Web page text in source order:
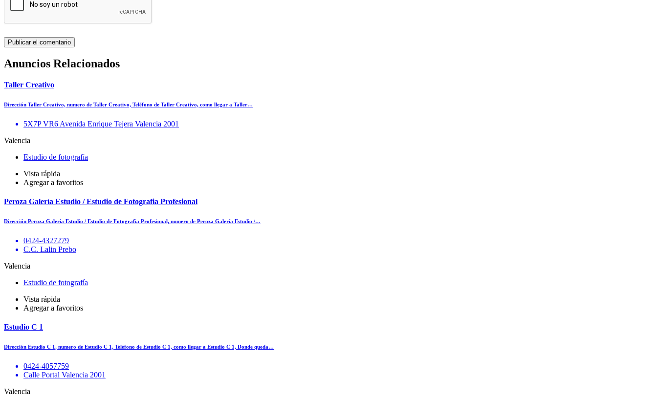
Anuncios Relacionados
Taller Creativo
Dirección Taller Creativo, numero de Taller Creativo, Teléfono de Taller Creativo, como llegar a Taller…
5X7P VR6 Avenida Enrique Tejera Valencia 2001
Valencia
Estudio de fotografía
Vista rápida
Agregar a favoritos
Peroza Galería Estudio / Estudio de Fotografia Profesional
Dirección Peroza Galería Estudio / Estudio de Fotografia Profesional, numero de Peroza Galería Estudio /…
0424-4327279
C.C. Lalin Prebo
Valencia
Estudio de fotografía
Vista rápida
Agregar a favoritos
Estudio C 1
Dirección Estudio C 1, numero de Estudio C 1, Teléfono de Estudio C 1, como llegar a Estudio C 1, Donde queda…
0424-4057759
Calle Portal Valencia 2001
Valencia